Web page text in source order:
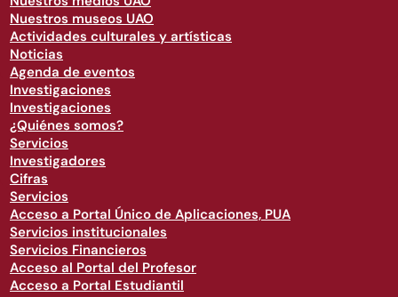
Nuestros museos UAO
Actividades culturales y artísticas
Noticias
Agenda de eventos
Investigaciones
Investigaciones
¿Quiénes somos?
Servicios
Investigadores
Cifras
Servicios
Acceso a Portal Único de Aplicaciones, PUA
Servicios institucionales
Servicios Financieros
Acceso al Portal del Profesor
Acceso a Portal Estudiantil